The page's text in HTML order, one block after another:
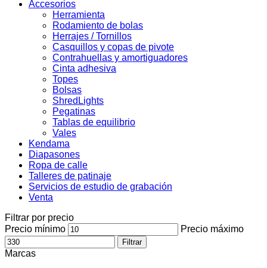
Accesorios
Herramienta
Rodamiento de bolas
Herrajes / Tornillos
Casquillos y copas de pivote
Contrahuellas y amortiguadores
Cinta adhesiva
Topes
Bolsas
ShredLights
Pegatinas
Tablas de equilibrio
Vales
Kendama
Diapasones
Ropa de calle
Talleres de patinaje
Servicios de estudio de grabación
Venta
Filtrar por precio
Precio mínimo
Precio máximo
Filtrar
Marcas